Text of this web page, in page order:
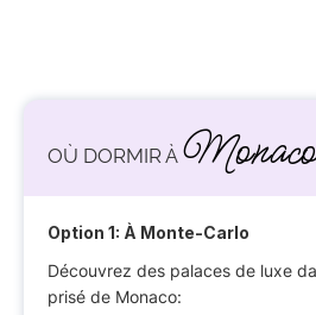
OÙ DORMIR À Monaco
Option 1: À Monte-Carlo
Découvrez des palaces de luxe
prisé de Monaco: